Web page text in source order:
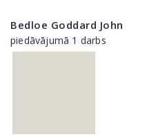
Bedloe Goddard John
piedāvājumā 1 darbs